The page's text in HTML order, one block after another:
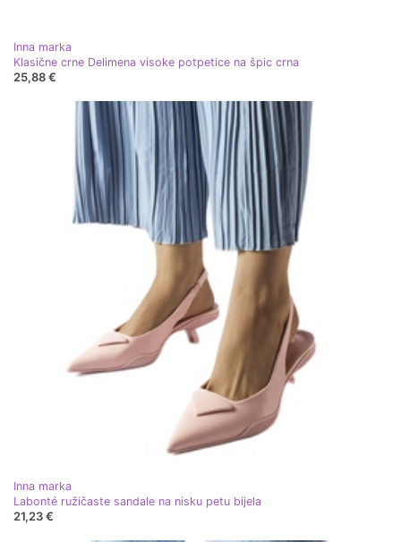
Inna marka
Klasične crne Delimena visoke potpetice na špic crna
25,88 €
Inna marka
Labonté ružičaste sandale na nisku petu bijela
21,23 €